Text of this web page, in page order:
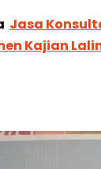
Jasa
Kajian